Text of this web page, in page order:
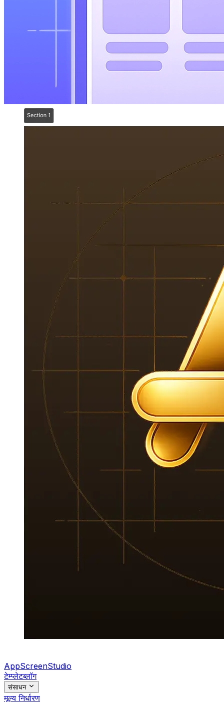
AppScreenStudio
टेम्प्लेटब्लॉग
संसाधन
मूल्य निर्धारण